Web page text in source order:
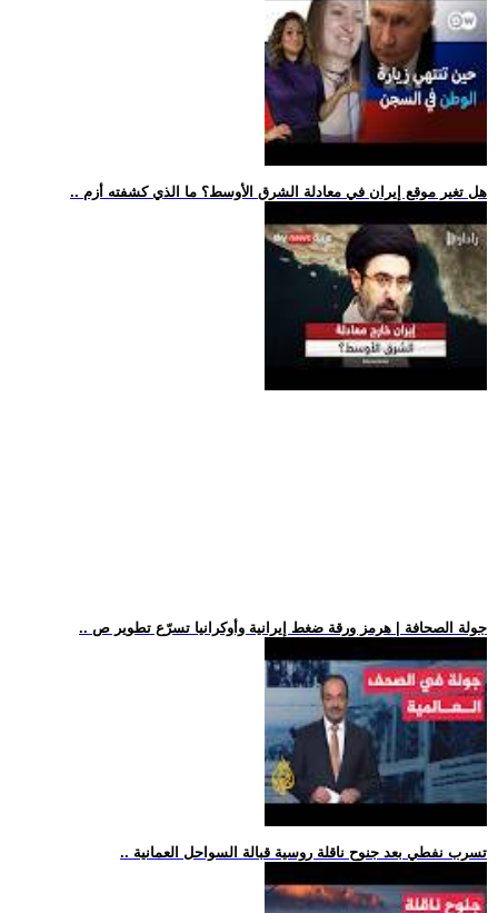
.. هل تغير موقع إيران في معادلة الشرق الأوسط؟ ما الذي كشفته أزم
.. جولة الصحافة | هرمز ورقة ضغط إيرانية وأوكرانيا تسرّع تطوير ص
.. تسرب نفطي بعد جنوح ناقلة روسية قبالة السواحل العمانية